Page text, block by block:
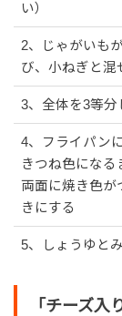
い）
2、じゃがいも
び、小ねぎと混
3、全体を3等分
4、フライパン
きつね色になる
両面に焼き色が
きにする
5、しょうゆと
「チーズ入